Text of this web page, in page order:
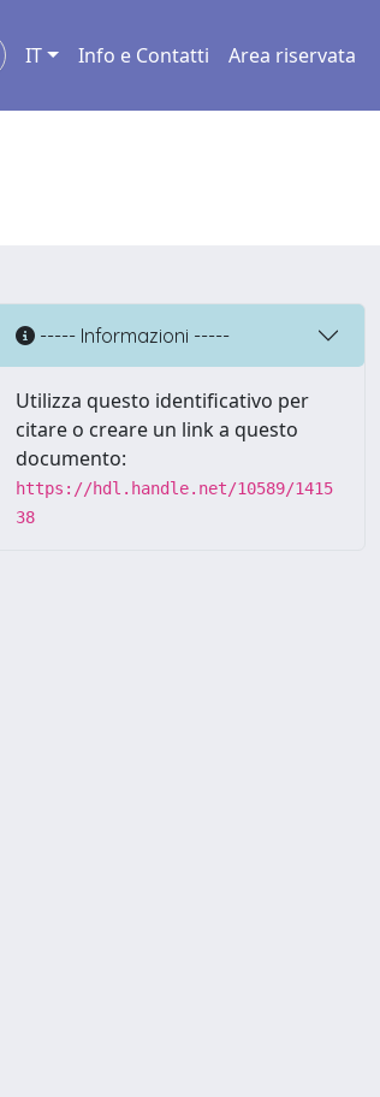
IT Info e Contatti Area riservata
----- Informazioni -----
Utilizza questo identificativo per
citare o creare un link a questo
documento:
https://hdl.handle.net/10589/1415
38